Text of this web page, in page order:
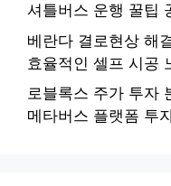
셔틀버스 운행 꿀팁
베란다 결로현상 해
효율적인 셀프 시공
로블록스 주가 투자
메타버스 플랫폼 투